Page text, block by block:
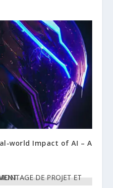
world Impact of AI – A